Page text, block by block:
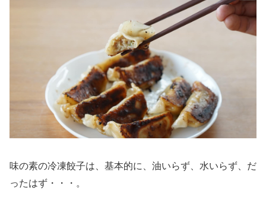
味の素の冷凍餃子は、基本的に、油いらず、水いらず、だ
ったはず・・・。